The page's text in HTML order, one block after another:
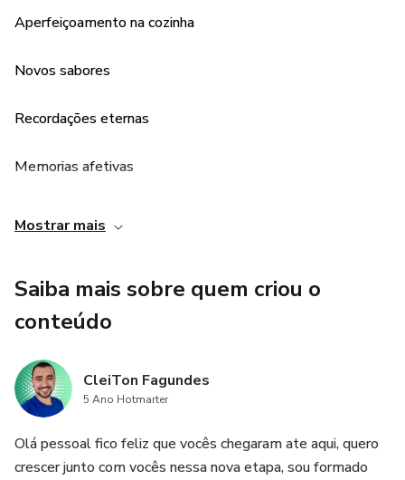
Aperfeiçoamento na cozinha
Novos sabores
Recordações eternas
Memorias afetivas
Mostrar mais
Saiba mais sobre quem criou o
conteúdo
CleiTon Fagundes
5 Ano Hotmarter
Olá pessoal fico feliz que vocês chegaram ate aqui, quero
crescer junto com vocês nessa nova etapa, sou formado